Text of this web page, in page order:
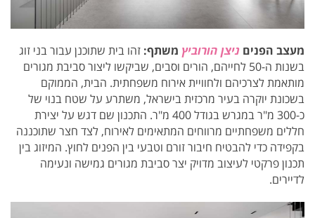
מעצב הפנים ניצן הורוביץ משתף: זהו בית שתוכנן עבור בני זוג
בשנות ה-50 לחייהם, הורים וסבים, שביקשו ליצור סביבת מגורים
מותאמת לצרכיהם ולחוויית אירוח משפחתית. הבית, הממוקם
בשכונת יוקרה בעיר מרכזית בישראל, משתרע על שטח בנוי של
כ-300 מ"ר במגרש בגודל 400 מ"ר.
התכנון שם דגש על יצירת
חללים משפחתיים מרווחים המתאימים לאירוח, לצד חצר שתוכננה
בקפידה כדי להבטיח חיבור זורם וטבעי בין הפנים לחוץ. המיזוג בין
תכנון פרקטי לעיצוב מדויק יצר סביבת מגורים גמישה ונעימה
לדיירים.